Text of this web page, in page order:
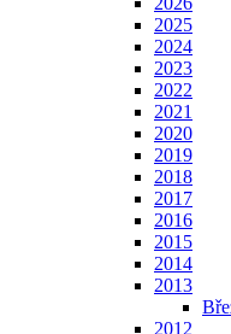
2025
2024
2023
2022
2021
2020
2019
2018
2017
2016
2015
2014
2013
2012